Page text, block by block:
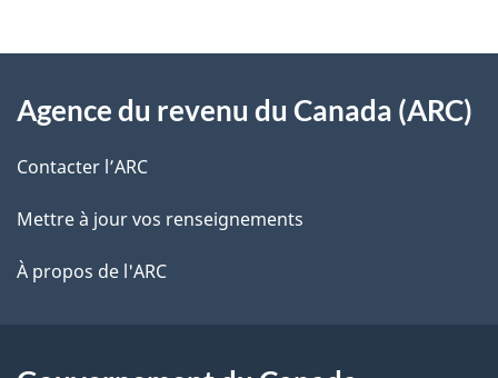
l
s
l
a
o
t
r
e
é
t
propos
de
ce
site
Agence du revenu du Canada (ARC)
Contacter l’ARC
Mettre à jour vos renseignements
À propos de l'ARC